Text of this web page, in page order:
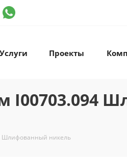
Услуги Проекты
I00703.094
Шлифованный никель